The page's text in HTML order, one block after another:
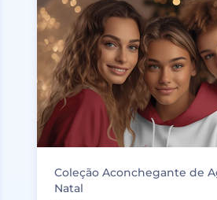
Coleção Aconchegante de
Natal